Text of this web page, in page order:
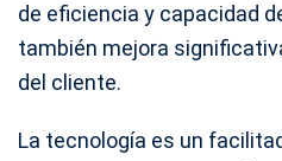
de eficiencia y capacidad
también mejora
del cliente.
La tecnología es un